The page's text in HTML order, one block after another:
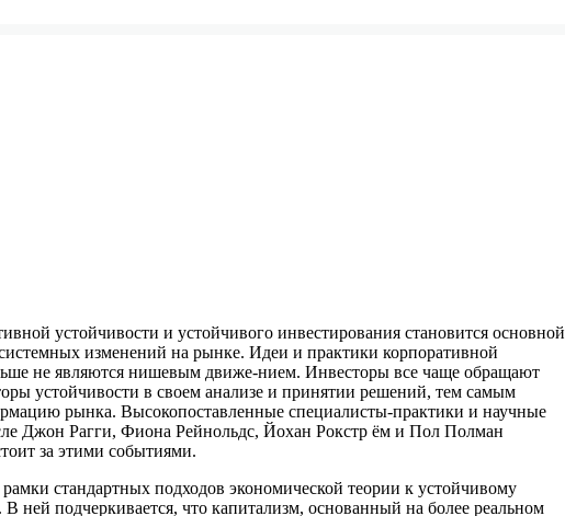
устойчивости и устойчивого инвестирования становится основной
изменений на рынке. Идеи и практики корпоративной
не являются нишевым движе-нием. Инвесторы все чаще обращают
устойчивости в своем анализе и принятии решений, тем самым
рынка. Высокопоставленные специалисты-практики и научные
Джон Рагги, Фиона Рейнольдс, Йохан Рокстр ём и Пол Полман
за этими событиями.
стандартных подходов экономической теории к устойчивому
ней подчеркивается, что капитализм, основанный на более реальном